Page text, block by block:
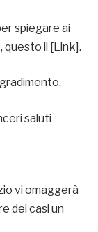
spiegare ai
questo il [Link].
saluti
vi omaggerà
dei casi un